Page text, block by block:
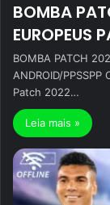
BOMBA
EUROPEUS
BOMBA PATCH
ANDROID/
Patch 2022…
Leia mais »